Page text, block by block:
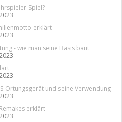
Spiel?
erklärt
- wie man seine Basis baut
Ortungsgerät und seine Verwendung
erklärt